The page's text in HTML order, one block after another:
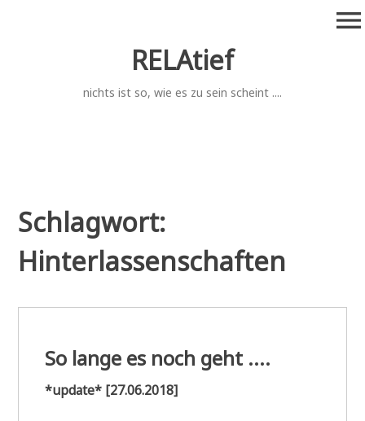
RELAtief
nichts ist so, wie es zu sein scheint ....
menu
Schlagwort:
Hinterlassenschaften
So lange es noch geht ....
*update* [27.06.2018]